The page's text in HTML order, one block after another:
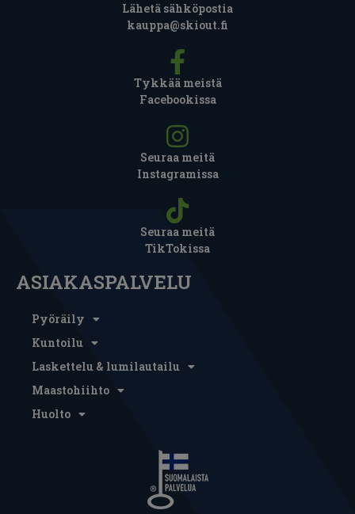
Lähetä sähköpostia
kauppa@skiout.fi
Tykkää meistä
Facebookissa
Seuraa meitä
Instagramissa
Seuraa meitä
TikTokissa
ASIAKASPALVELU
Pyöräily
Kuntoilu
Laskettelu & lumilautailu
Maastohiihto
Huolto